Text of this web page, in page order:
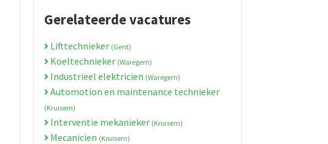
Gerelateerde vacatures
Lifttechnieker (Gent)
Koeltechnieker (Waregem)
Industrieel elektricien (Waregem)
Automotion en maintenance technieker
(Kruisem)
Interventie mekanieker (Kruisem)
Mecanicien (Kruisem)